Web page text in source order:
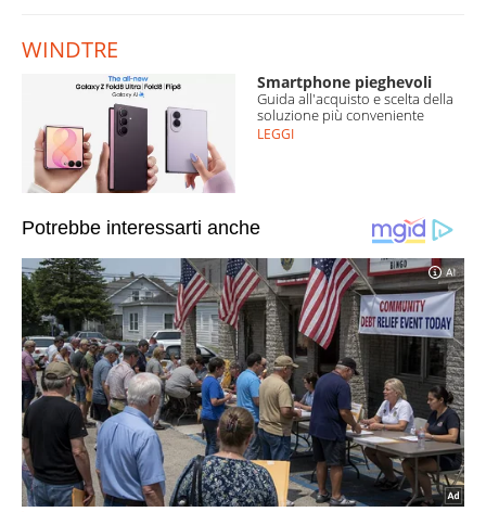
WINDTRE
Smartphone pieghevoli
Guida all'acquisto e scelta della
soluzione più conveniente
LEGGI